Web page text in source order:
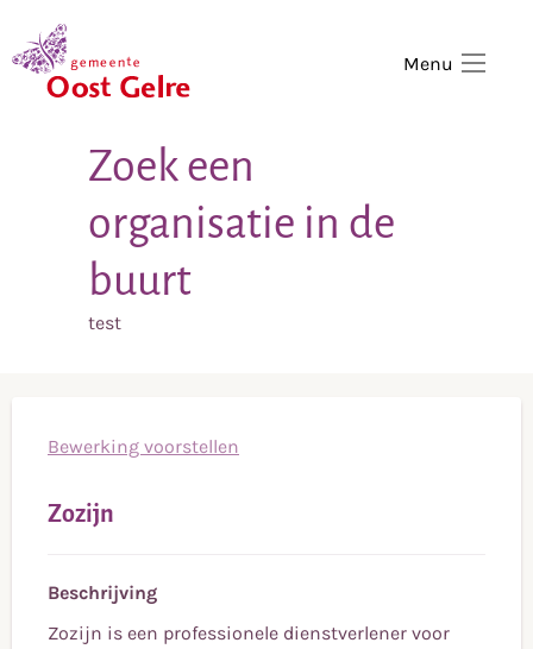
Menu
Zoek een
organisatie in de
buurt
test
Bewerking voorstellen
Zozijn
Beschrijving
Zozijn is een professionele dienstverlener voor